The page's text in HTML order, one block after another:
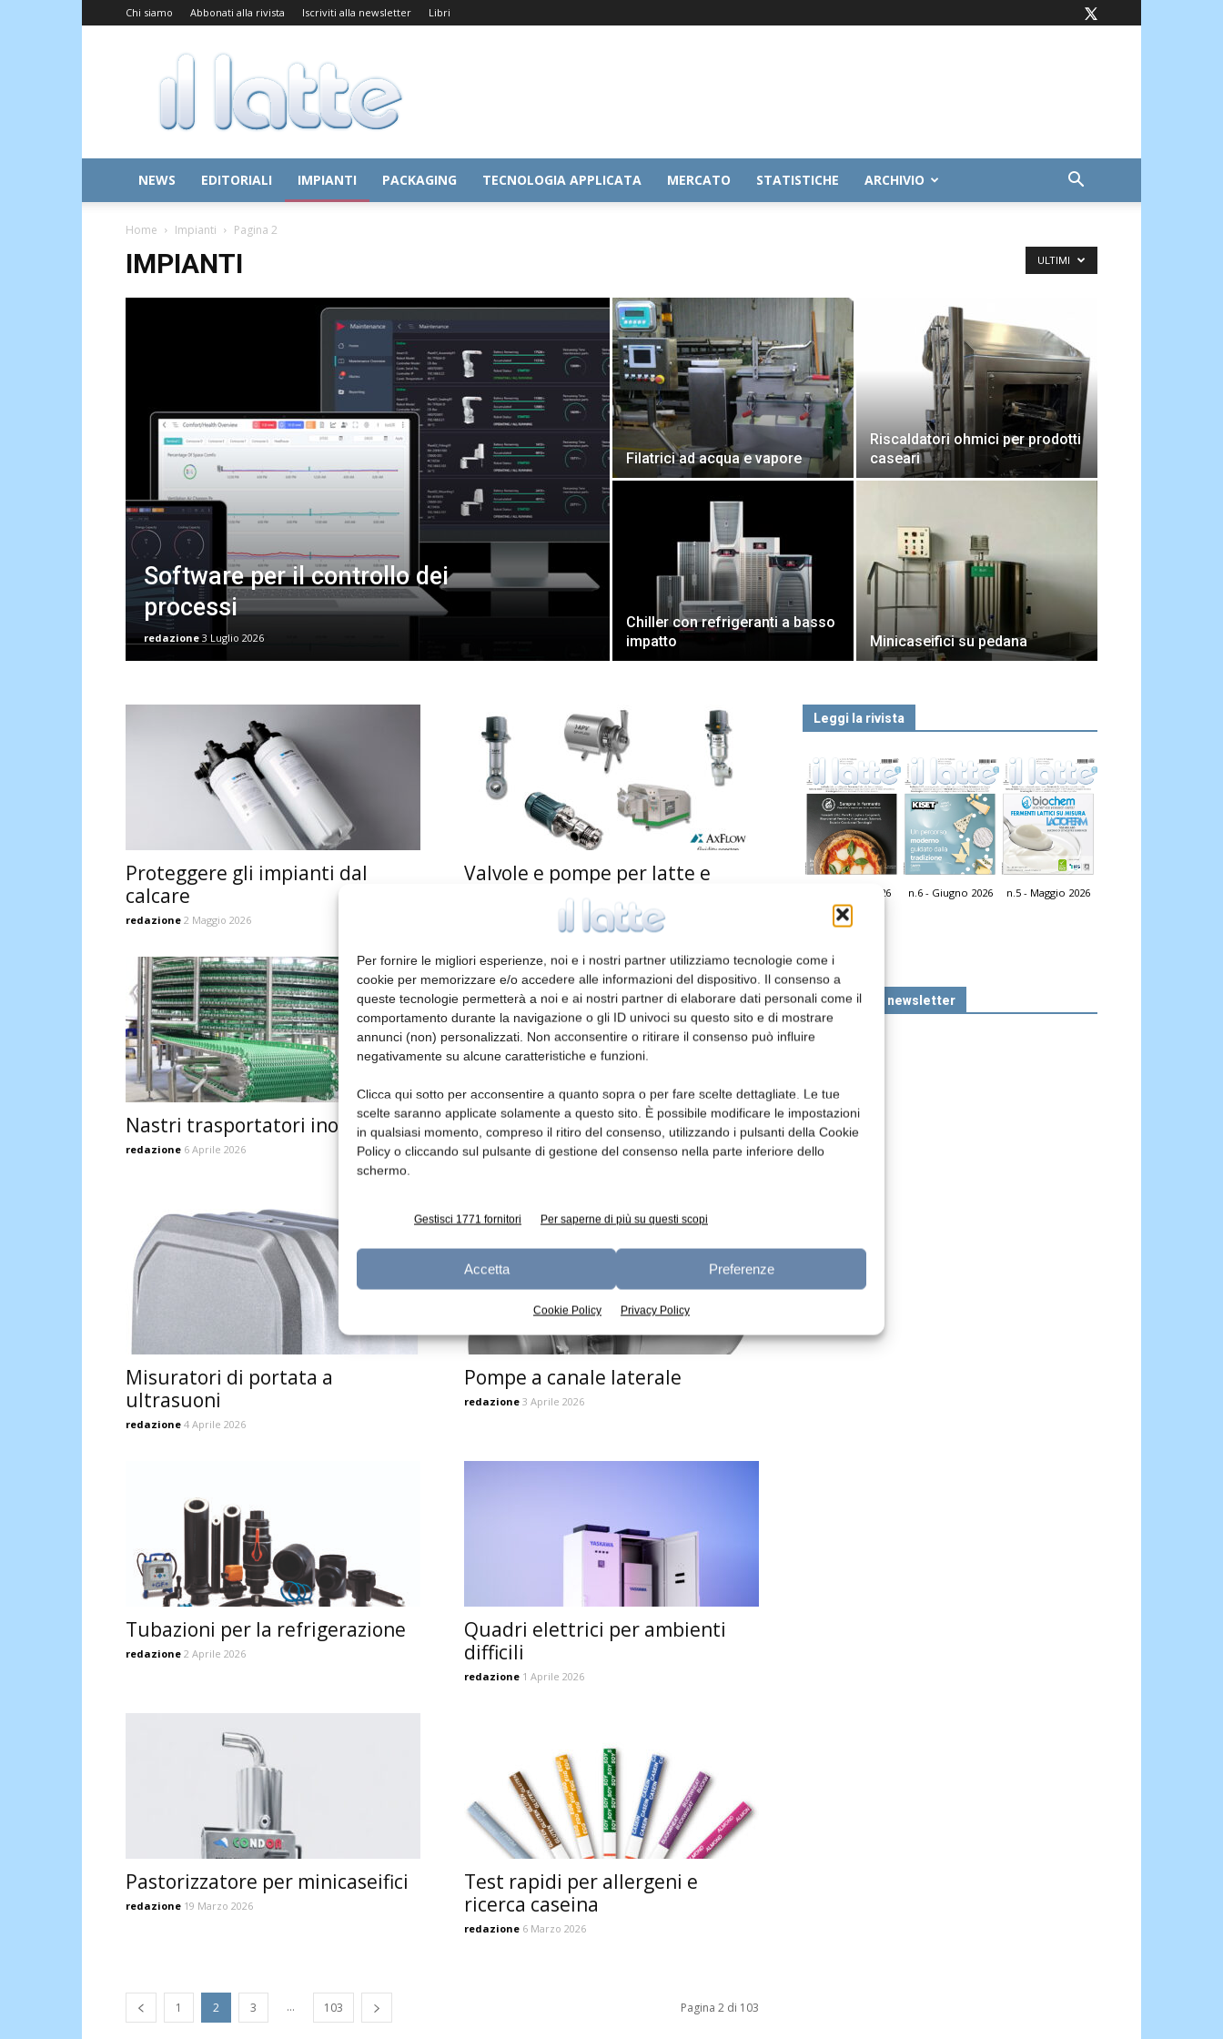
Per fornire le migliori esperienze, noi e i nostri partner utilizziamo tecnologie come i
cookie per memorizzare e/o accedere alle informazioni del dispositivo. Il consenso a
queste tecnologie permetterà a noi e ai nostri partner di elaborare dati personali come il
comportamento durante la navigazione o gli ID univoci su questo sito e di mostrare
annunci (non) personalizzati. Non acconsentire o ritirare il consenso può influire
negativamente su alcune caratteristiche e funzioni.
Clicca qui sotto per acconsentire a quanto sopra o per fare scelte dettagliate. Le tue
scelte saranno applicate solamente a questo sito. È possibile modificare le impostazioni
in qualsiasi momento, compreso il ritiro del consenso, utilizzando i pulsanti della Cookie
Policy o cliccando sul pulsante di gestione del consenso nella parte inferiore dello
schermo.
Gestisci 1771 fornitori Per saperne di più su questi scopi
Accetta Preferenze
Cookie Policy Privacy Policy
Chi siamo Abbonati alla rivista Iscriviti alla newsletter Libri
Il
Latte
NEWS EDITORIALI IMPIANTI PACKAGING TECNOLOGIA APPLICATA MERCATO STATISTICHE ARCHIVIO
Home Impianti Pagina 2
IMPIANTI ULTIMI
Software per il controllo dei
processi
redazione 3 Luglio 2026
Filatrici ad acqua e vapore
Riscaldatori ohmici per prodotti
caseari
Chiller con refrigeranti a basso
impatto
Minicaseifici su pedana
Proteggere gli impianti dal
calcare
redazione 2 Maggio 2026
Valvole e pompe per latte e
Nastri trasportatori inox
redazione 6 Aprile 2026
Linea di confezionamento in
asettico
Misuratori di portata a
ultrasuoni
redazione 4 Aprile 2026
Pompe a canale laterale
redazione 3 Aprile 2026
Tubazioni per la refrigerazione
redazione 2 Aprile 2026
Quadri elettrici per ambienti
difficili
redazione 1 Aprile 2026
Pastorizzatore per minicaseifici
redazione 19 Marzo 2026
Test rapidi per allergeni e
ricerca caseina
redazione 6 Marzo 2026
1 2 3 ... 103 Pagina 2 di 103
Leggi la rivista
n.7 - Luglio 2026 n.6 - Giugno 2026 n.5 - Maggio 2026
Edicola Web
Iscriviti alla newsletter